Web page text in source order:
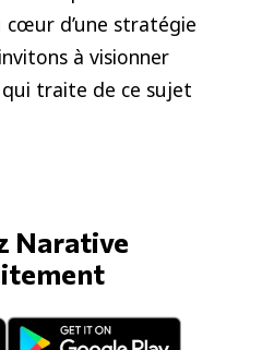
cœur d’une stratégie
à visionner
traite de ce sujet
Narative